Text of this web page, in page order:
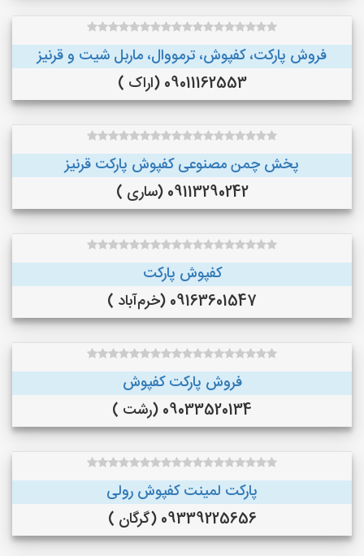
فروش پارکت، کفپوش، ترمووال، ماربل شیت و قرنیز
09011162553 (اراک )
پخش چمن مصنوعی کفپوش پارکت قرنیز
09113290242 (ساری )
کفپوش پارکت
09163601547 (خرم‌آباد )
فروش پارکت کفپوش
09033520134 (رشت )
پارکت لمینت کفپوش رولی
09339225656 (گرگان )